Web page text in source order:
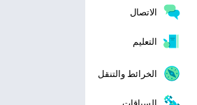
الاتصال
التعليم
الخرائط والتنقل